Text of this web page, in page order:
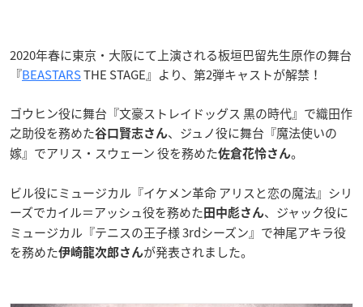
2020年春に東京・大阪にて上演される板垣巴留先生原作の舞台
『BEASTARSTHE STAGE』より、第2弾キャストが解禁！
ゴウヒン役に舞台『文豪ストレイドッグス 黒の時代』で織田作
之助役を務めた谷口賢志さん、ジュノ役に舞台『魔法使いの
嫁』でアリス・スウェーン 役を務めた佐倉花怜さん。
ビル役にミュージカル『イケメン革命 アリスと恋の魔法』シリ
ーズでカイル＝アッシュ役を務めた 田中彪さん、ジャック役に
ミュージカル『テニスの王子様 3rdシーズン』で神尾アキラ役
を務めた伊崎龍次郎さんが発表されました。